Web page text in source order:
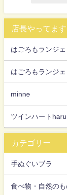
店長やってま
はごろもランジ
はごろもランジ
minne
ツインハート
カテゴリー
手ぬぐいブラ
食べ物・自然の